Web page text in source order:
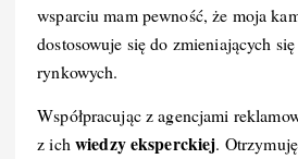
wsparciu mam pewność, że moja
dostosowuje się do zmieniających
rynkowych.
Współpracując z agencjami
z ichwiedzy eksperckiej.